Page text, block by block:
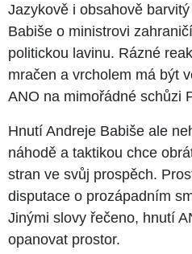
Jazykově i obsahově
Babiše o ministrovi
politickou lavinu. Rázné
mračen a vrcholem má být
ANO na mimořádné schůzi
Hnutí Andreje Babiše ale
náhodě a taktikou chce
stran ve svůj prospěch.
disputace o prozápadním
Jinými slovy řečeno, hnutí
opanovat prostor.